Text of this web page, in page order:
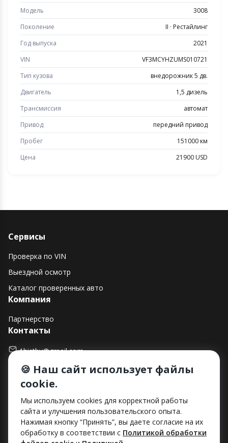
Модель
3008
Поколение
II · Рестайлинг
Год выпуска
2021
VIN
VF3MCYHZUMS010721
Тип кузова
внедорожник 5 дв.
Двигатель
1,5 дизель
Трансмиссия
автомат
Привод
передний привод
Пробег
151000 км
Цена
21900 USD
Сервисы
Проверка по VIN
Выездной осмотр
Каталог проверенных авто
Компания
Партнерство
Контакты
1histby@gmail.com
+375 (29) 182-90-00
г. Минск, ул. Макаенка, д. 12Е, пом. 282
Способы оплаты
🍪 Наш сайт использует файлы
cookie.
Мы используем cookies для корректной работы
сайта и улучшения пользовательского опыта.
Нажимая кнопку “Принять”, вы даете согласие на их
обработку в соответствии с Политикой обработки